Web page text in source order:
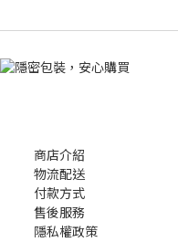
商店介紹
物流配送
付款方式
售後服務
隱私權政策